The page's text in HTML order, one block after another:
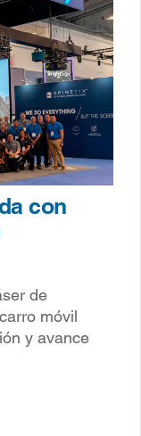
con
de
móvil
y avance